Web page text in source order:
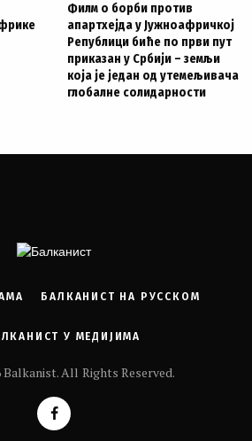
Филм о борби против
апартхејда у Јужноафричкој
Републици биће по први пут
приказан у Србији – земљи
која је један од утемељивача
глобалне солидарности
БАЛКАНИСТ НА РУССКОМ
У МЕДИЈИМА
Balkanist. All Rights Reserved.